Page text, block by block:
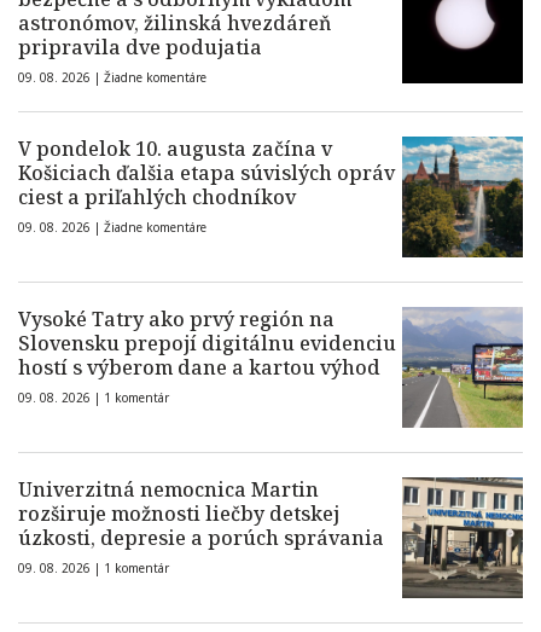
astronómov, žilinská hvezdáreň
pripravila dve podujatia
09. 08. 2026 | Žiadne komentáre
V pondelok 10. augusta začína v
Košiciach ďalšia etapa súvislých opráv
ciest a priľahlých chodníkov
09. 08. 2026 | Žiadne komentáre
Vysoké Tatry ako prvý región na
Slovensku prepojí digitálnu evidenciu
hostí s výberom dane a kartou výhod
09. 08. 2026 | 1 komentár
Univerzitná nemocnica Martin
rozširuje možnosti liečby detskej
úzkosti, depresie a porúch správania
09. 08. 2026 | 1 komentár